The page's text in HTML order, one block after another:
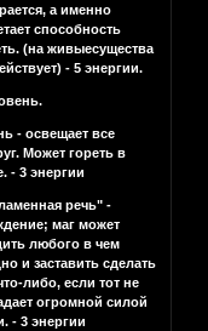
а именно
способность
(на живыесущества
- 5 энергии.
- освещает все
Может гореть в
- 3 энергии
речь" -
маг может
любого в чем
и заставить сделать
либо, если тот не
огромной силой
- 3 энергии